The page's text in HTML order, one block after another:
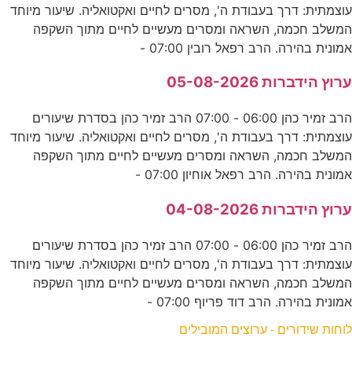
עוצמתית: דרך בעבודת ה', מסרים לחיים ואקטואליה. שיעור מיוחד
המשלב חכמה, השראה ומסרים מעשיים לחיים מתוך השקפה
אמונית בהירה. הרב רפאל רובין 07:00 -
ערוץ הידברות 05-08-2026
הרב זמיר כהן 06:00 - 07:00 הרב זמיר כהן בסדרת שיעורים
עוצמתית: דרך בעבודת ה', מסרים לחיים ואקטואליה. שיעור מיוחד
המשלב חכמה, השראה ומסרים מעשיים לחיים מתוך השקפה
אמונית בהירה. הרב רפאל אוחיון 07:00 -
ערוץ הידברות 04-08-2026
הרב זמיר כהן 06:00 - 07:00 הרב זמיר כהן בסדרת שיעורים
עוצמתית: דרך בעבודת ה', מסרים לחיים ואקטואליה. שיעור מיוחד
המשלב חכמה, השראה ומסרים מעשיים לחיים מתוך השקפה
אמונית בהירה. הרב דוד פריוף 07:00 -
לוחות שידורים - ערוצים המובילים